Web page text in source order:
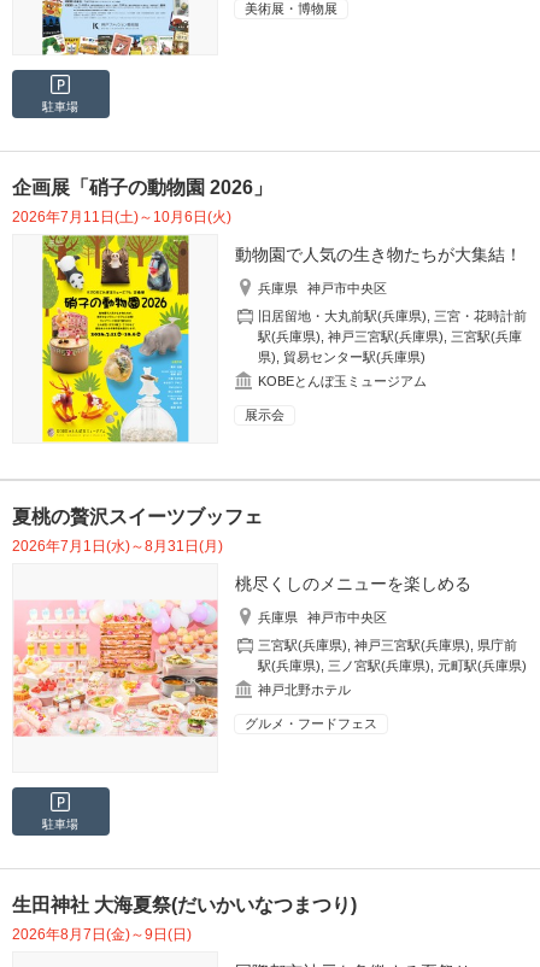
美術展・博物展
駐車場
企画展「硝子の動物園 2026」
2026年7月11日(土)～10月6日(火)
動物園で人気の生き物たちが大集結！
兵庫県
神戸市中央区
旧居留地・大丸前駅(兵庫県),三宮・花時計前
駅(兵庫県),神戸三宮駅(兵庫県),三宮駅(兵庫
県), 貿易センター駅(兵庫県)
KOBEとんぼ玉ミュージアム
展示会
夏桃の贅沢スイーツブッフェ
2026年7月1日(水)～8月31日(月)
桃尽くしのメニューを楽しめる
兵庫県
神戸市中央区
三宮駅(兵庫県),神戸三宮駅(兵庫県), 県庁前
駅(兵庫県),三ノ宮駅(兵庫県),元町駅(兵庫県)
神戸北野ホテル
グルメ・フードフェス
駐車場
生田神社 大海夏祭(だいかいなつまつり)
2026年8月7日(金)～9日(日)